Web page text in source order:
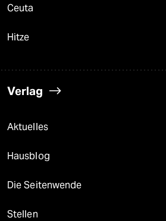
Ceuta
Hitze
Verlag
Aktuelles
Hausblog
Die Seitenwende
Stellen